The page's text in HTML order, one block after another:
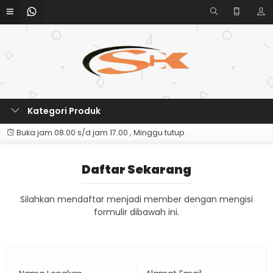
Kategori Produk
Buka jam 08.00 s/d jam 17.00 , Minggu tutup
Daftar Sekarang
Silahkan mendaftar menjadi member dengan mengisi
formulir dibawah ini.